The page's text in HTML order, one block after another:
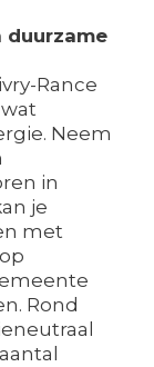
Rance
Neem
in
je
met
Rond